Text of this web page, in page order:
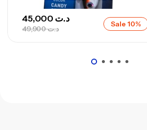
د.ت49,900
د.ت Sale 10%